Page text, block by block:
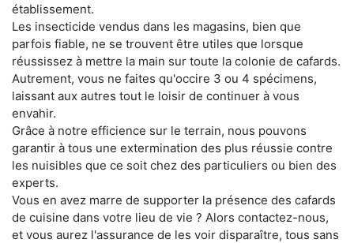
établissement.
Les insecticide vendus dans les magasins, bien que
parfois fiable, ne se trouvent être utiles que lorsque
réussissez à mettre la main sur toute la colonie de cafards.
Autrement, vous ne faites qu'occire 3 ou 4 spécimens,
laissant aux autres tout le loisir de continuer à vous
envahir.
Grâce à notre efficience sur le terrain, nous pouvons
garantir à tous une extermination des plus réussie contre
les nuisibles que ce soit chez des particuliers ou bien des
experts.
Vous en avez marre de supporter la présence des cafards
de cuisine dans votre lieu de vie ? Alors contactez-nous,
et vous aurez l'assurance de les voir disparaître, tous sans